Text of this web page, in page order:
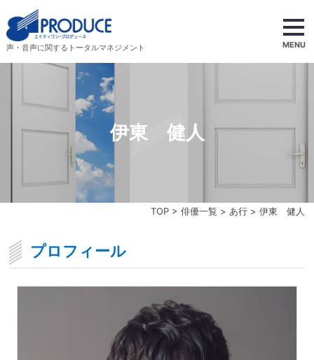
声・音声に関するトータルマネジメント MENU
TOP> 俳優一覧 > あ行> 伊東 健人
伊東 健人
プロフィール